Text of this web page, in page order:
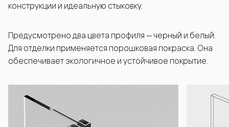
конструкции и идеальную стыковку.
Предусмотрено два цвета профиля — черный и белый.
Для отделки применяется порошковая покраска. Она
обеспечивает экологичное и устойчивое покрытие.